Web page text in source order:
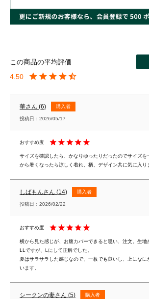
4.50
華 6 購入者
投稿日 2026/05/17
サイズを確認したら、かなりゆったりだったのでサイズを
から暑くなったら涼しく着れ、柄、デザイン共に気に入り
しばもん 14 購入者
投稿日 2026/02/22
横から見た感じが、お腹カバーできると思い、注文。生地
LLですが、Lにして正解でした。
夏はサラサラした感じなので、一枚でも良いし、上になに
います。
シークンの妻 5 購入者